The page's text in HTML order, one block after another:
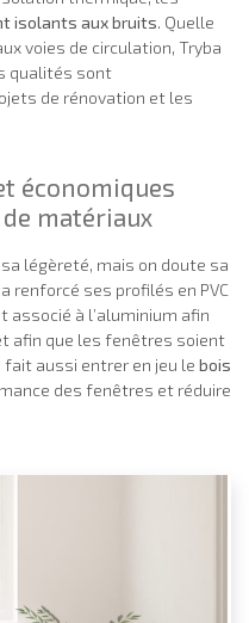
isolants aux bruits. Quelle
voies de circulation, Tryba
qualités sont
de rénovation et les
économiques
matériaux
légèreté, mais on doute sa
renforcé ses profilés en PVC
associé à l’aluminium afin
afin que les fenêtres soient
fait aussi entrer en jeu le bois
des fenêtres et réduire